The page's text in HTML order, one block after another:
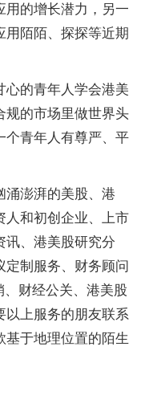
用的增长潜力，另一
用陌陌、探探等近期
心的青年人学会港美
规的市场里做世界头
个青年人有尊严、平
涌澎湃的美股、港
人和初创企业、上市
讯、港美股研究分
定制服务、财务顾问
、财经公关、港美股
以上服务的朋友联系
基于地理位置的陌生